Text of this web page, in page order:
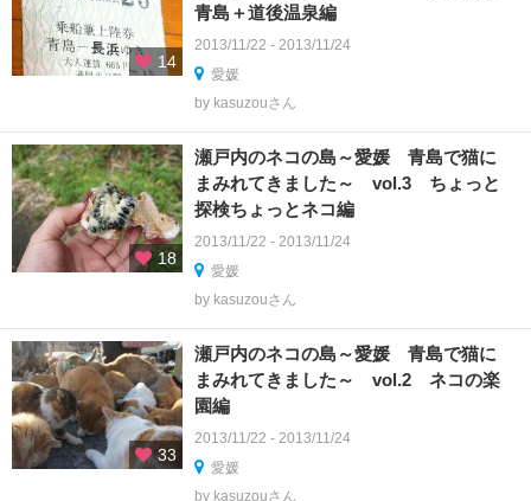
14
青島＋道後温泉編
2013/11/22 - 2013/11/24
愛媛
by kasuzouさん
18
瀬戸内のネコの島～愛媛 青島で猫に
まみれてきました～ vol.3 ちょっと
探検ちょっとネコ編
2013/11/22 - 2013/11/24
愛媛
by kasuzouさん
33
瀬戸内のネコの島～愛媛 青島で猫に
まみれてきました～ vol.2 ネコの楽
園編
2013/11/22 - 2013/11/24
愛媛
by kasuzouさん